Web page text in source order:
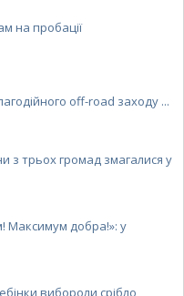
на пробації
off-road заходу ...
з трьох громад змагалися у
Максимум добра!»: у
вибороли срібло